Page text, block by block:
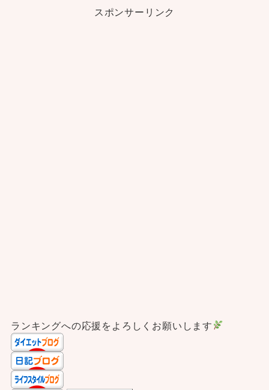
スポンサーリンク
ランキングへの応援をよろしくお願いします